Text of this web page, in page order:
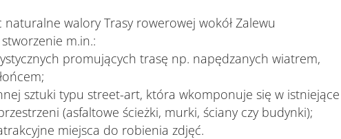
naturalne walory Trasy rowerowej wokół Zalewu
m.in.:
promujących trasę np. napędzanych wiatrem,
sztuki typu street-art, która wkomponuje się w istniejące
(asfaltowe ścieżki, murki, ściany czy budynki);
miejsca do robienia zdjęć.